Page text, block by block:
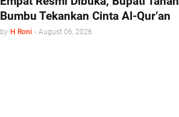
Bumbu Tekankan Cinta Al-Qur’an
by H Roni - August 06, 2026